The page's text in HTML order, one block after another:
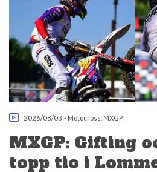
2026/08/03 - Motocross MXGP
MXGP: Gifting
topp tio i